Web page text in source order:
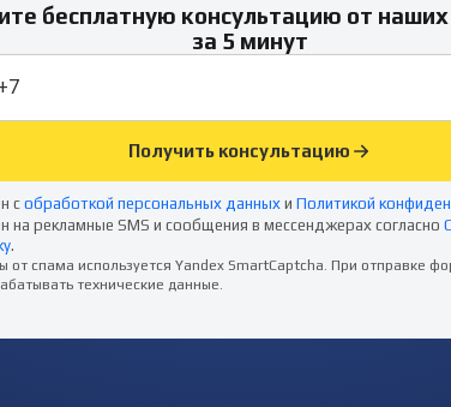
бесплатную консультацию от наших
за 5 минут
Получить консультацию
с обработкой персональных данных и Политикой
на рекламные SMS и сообщения в мессенджерах согласно
.
от спама используется Yandex SmartCaptcha. При отправке
технические данные.